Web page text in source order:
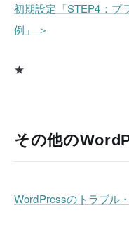
初期設定「STEP4：プ
例」 ＞
★
その他の
WordPressのトラブル